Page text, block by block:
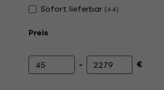
Sofort lieferbar (44)
Preis
Mindestpreis
- Höchstpreis €